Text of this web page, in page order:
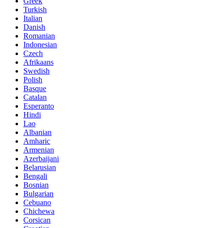
Turkish
Italian
Danish
Romanian
Indonesian
Czech
Afrikaans
Swedish
Polish
Basque
Catalan
Esperanto
Hindi
Lao
Albanian
Amharic
Armenian
Azerbaijani
Belarusian
Bengali
Bosnian
Bulgarian
Cebuano
Chichewa
Corsican